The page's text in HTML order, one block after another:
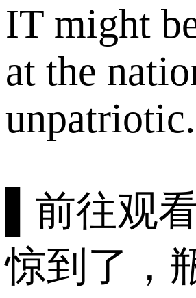
IT might
at the
unpatriotic.
▌前往观
惊到了，